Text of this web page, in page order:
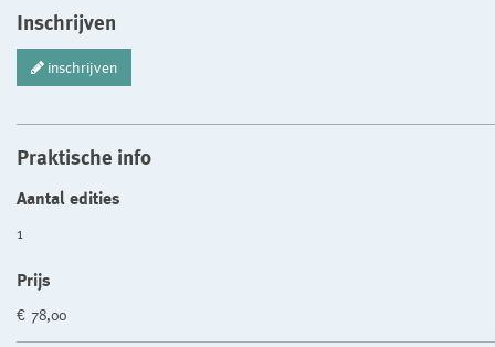
Inschrijven
inschrijven
Praktische info
Aantal edities
1
Prijs
€ 78,00